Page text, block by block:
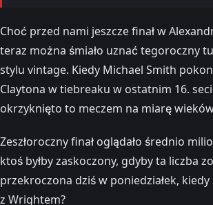
Choć przed nami jeszcze finał w
teraz można śmiało uznać tegoroczny
stylu vintage. Kiedy Michael Smith
Claytona w tiebreaku w ostatnim 16.
okrzyknięto to meczem na miarę
Zeszłoroczny finał oglądało średnio
ktoś byłby zaskoczony, gdyby ta liczba
przekroczona dziś w poniedziałek,
z Wrightem?